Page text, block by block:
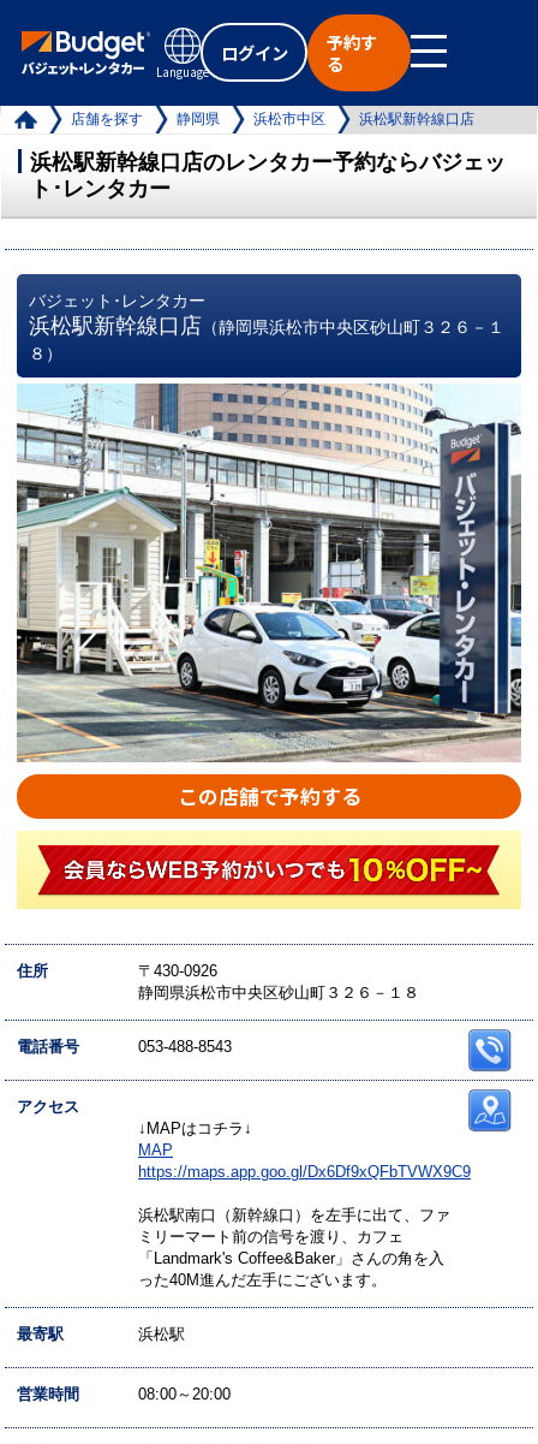
Language
ログイン
予約す
る
店舗を探す 静岡県 浜松市中区 浜松駅新幹線口店
浜松駅新幹線口店のレンタカー予約ならバジェッ
ト･レンタカー
バジェット･レンタカー
浜松駅新幹線口店 （静岡県浜松市中央区砂山町３２６－１
８）
この店舗で予約する
住所
〒430-0926
静岡県浜松市中央区砂山町３２６－１８
電話番号 053-488-8543
アクセス
↓MAPはコチラ↓
MAP
https://maps.app.goo.gl/Dx6Df9xQFbTVWX9C9
浜松駅南口（新幹線口）を左手に出て、ファ
ミリーマート前の信号を渡り、カフェ
「Landmark's Coffee&Baker」さんの角を入
った40M進んだ左手にございます。
最寄駅 浜松駅
営業時間 08:00～20:00